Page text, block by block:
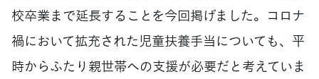
校卒業まで延長することを今回掲げました。コロナ
禍において拡充された児童扶養手当についても、平
時からふたり親世帯への支援が必要だと考えていま